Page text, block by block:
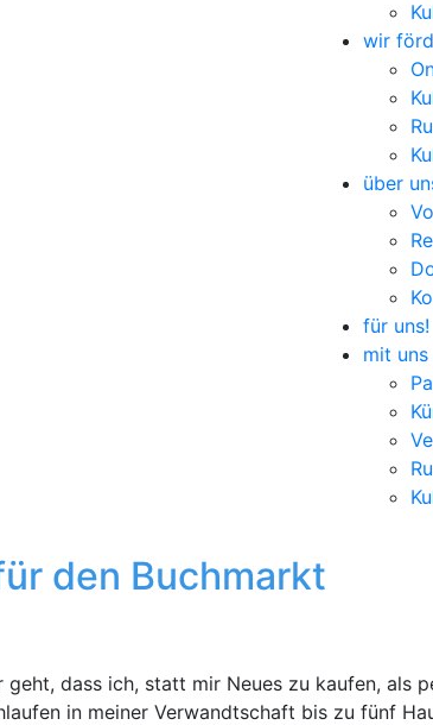
wir
über
für uns!
mit uns
den Buchmarkt
dass ich, statt mir Neues zu kaufen, als
in meiner Verwandtschaft bis zu fünf